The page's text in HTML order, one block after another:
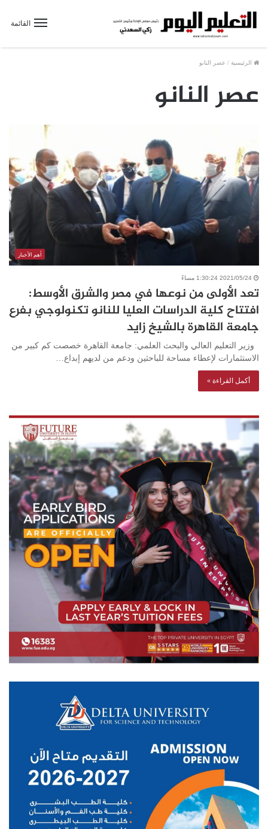
القائمة
الرئيسية / عصر النانو
عصر النانو
أهم الأخبار
2021/05/24 1:30:24 مساءً
تعد الأولى من نوعها في مصر والشرق الأوسط:
افتتاح كلية الدراسات العليا للنانو تكنولوجي بفرع
جامعة القاهرة بالشيخ زايد
وزير التعليم العالي والبحث العلمي: جامعة القاهرة خصصت كم كبير من
الاستثمارات لإعطاء مساحة للباحثين ودعم من لديهم إبداع…
أكمل القراءة »